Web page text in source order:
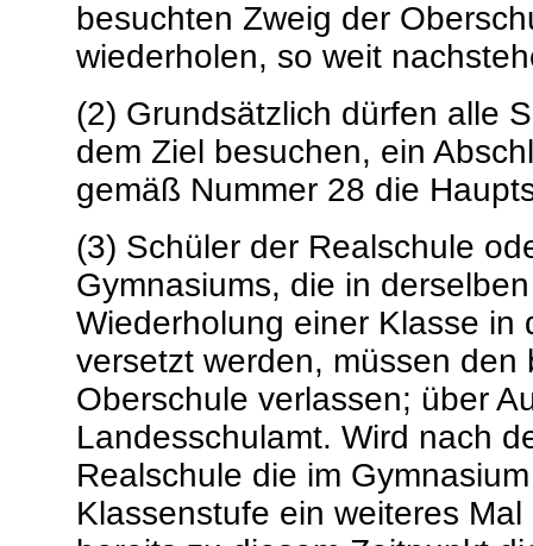
besuchten Zweig der
wiederholen, so weit
(2) Grundsätzlich dürfen alle
dem Ziel besuchen, ein
gemäß Nummer 28 die
(3) Schüler der Realschule
Gymnasiums, die in
Wiederholung einer Klasse in
versetzt werden, müssen
Oberschule verlassen; über
Landesschulamt. Wird nach
Realschule die im
Klassenstufe ein weiteres